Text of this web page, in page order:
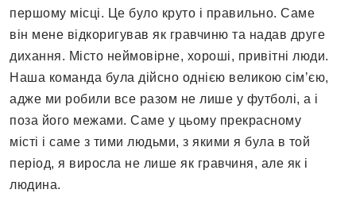
першому місці. Це було круто і правильно. Саме
він мене відкоригував як гравчиню та надав друге
дихання. Місто неймовірне, хороші, привітні люди.
Наша команда була дійсно однією великою сімʼєю,
адже ми робили все разом не лише у футболі, а і
поза його межами. Саме у цьому прекрасному
місті і саме з тими людьми, з якими я була в той
період, я виросла не лише як гравчиня, але як і
людина.